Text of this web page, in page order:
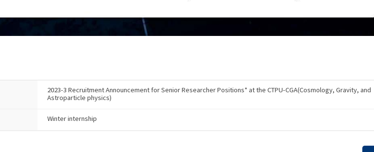
2023-3 Recruitment Announcement for Senior Researcher Positions* at the CTPU-CGA(Cosmology, Gravity, and
Astroparticle physics)
Winter internship